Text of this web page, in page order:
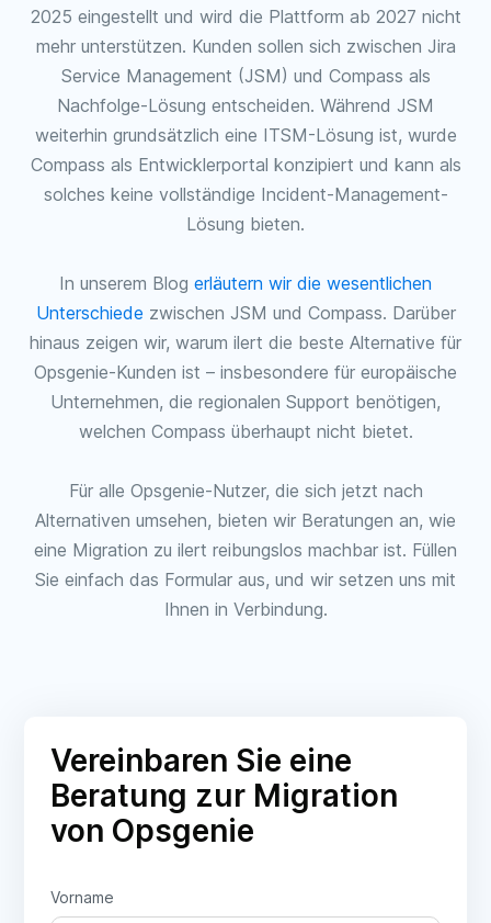
2025 eingestellt und wird die Plattform ab 2027 nicht
mehr unterstützen. Kunden sollen sich zwischen Jira
Service Management (JSM) und Compass als
Nachfolge-Lösung entscheiden. Während JSM
weiterhin grundsätzlich eine ITSM-Lösung ist, wurde
Compass als Entwicklerportal konzipiert und kann als
solches keine vollständige Incident-Management-
Lösung bieten.
In unserem Blog erläutern wir die wesentlichen
Unterschiede zwischen JSM und Compass. Darüber
hinaus zeigen wir, warum ilert die beste Alternative für
Opsgenie-Kunden ist – insbesondere für europäische
Unternehmen, die regionalen Support benötigen,
welchen Compass überhaupt nicht bietet.
Für alle Opsgenie-Nutzer, die sich jetzt nach
Alternativen umsehen, bieten wir Beratungen an, wie
eine Migration zu ilert reibungslos machbar ist. Füllen
Sie einfach das Formular aus, und wir setzen uns mit
Ihnen in Verbindung.
Vereinbaren Sie eine
Beratung zur Migration
von Opsgenie
Vorname